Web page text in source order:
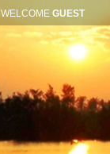
WELCOME GUEST